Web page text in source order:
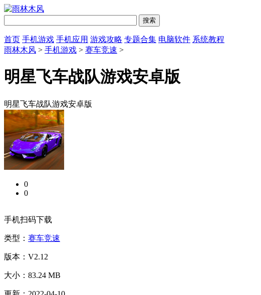
首页 手机游戏 手机应用 游戏攻略 专题合集 电脑软件 系统教程
雨林木风 > 手机游戏 > 赛车竞速 >
明星飞车战队游戏安卓版
明星飞车战队游戏安卓版
0
0
手机扫码下载
类型： 赛车竞速
版本：V2.12
大小：83.24 MB